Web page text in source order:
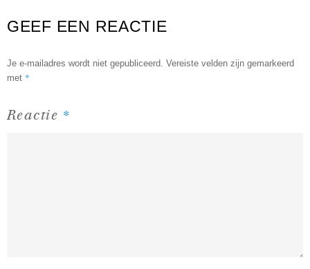
GEEF EEN REACTIE
Je e-mailadres wordt niet gepubliceerd. Vereiste velden zijn gemarkeerd
met *
Reactie *